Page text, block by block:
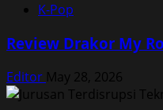
K-Pop
Review Drakor My
Editor May 28, 2026